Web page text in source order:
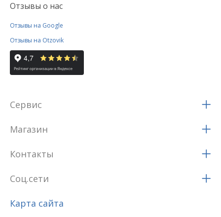
Отзывы о нас
Отзывы на Google
Отзывы на Otzovik
Сервис
Магазин
Контакты
Соц.сети
Карта сайта